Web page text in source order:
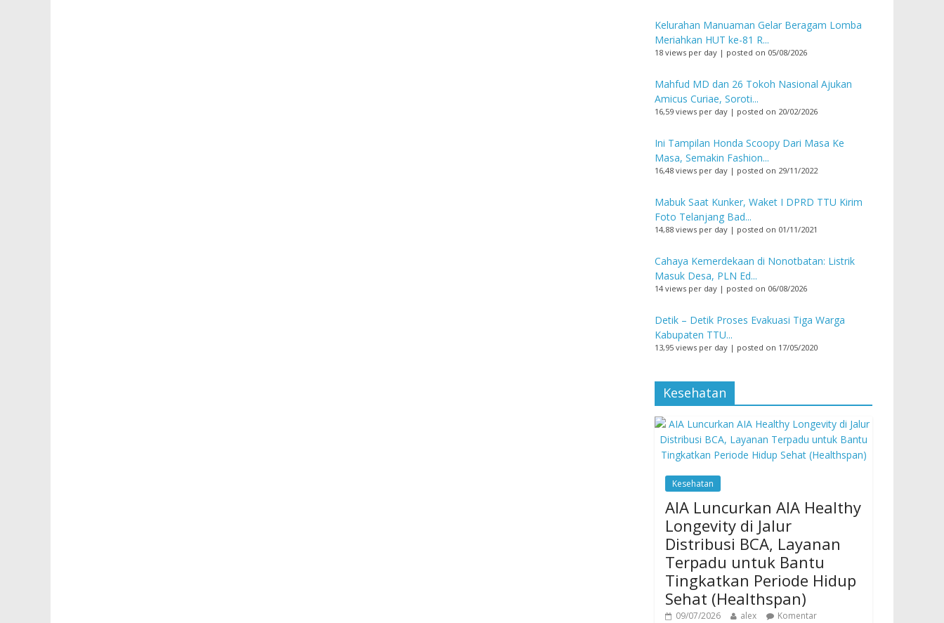
Kelurahan Manuaman Gelar Beragam Lomba
Meriahkan HUT ke-81 R...
18 views per day | posted on 05/08/2026
Mahfud MD dan 26 Tokoh Nasional Ajukan
Amicus Curiae, Soroti...
16,59 views per day | posted on 20/02/2026
Ini Tampilan Honda Scoopy Dari Masa Ke
Masa, Semakin Fashion...
16,48 views per day | posted on 29/11/2022
Mabuk Saat Kunker, Waket I DPRD TTU Kirim
Foto Telanjang Bad...
14,88 views per day | posted on 01/11/2021
Cahaya Kemerdekaan di Nonotbatan: Listrik
Masuk Desa, PLN Ed...
14 views per day | posted on 06/08/2026
Detik – Detik Proses Evakuasi Tiga Warga
Kabupaten TTU...
13,95 views per day | posted on 17/05/2020
Kesehatan
Kesehatan
AIA Luncurkan AIA Healthy
Longevity di Jalur
Distribusi BCA, Layanan
Terpadu untuk Bantu
Tingkatkan Periode Hidup
Sehat (Healthspan)
09/07/2026 alex
Komentar